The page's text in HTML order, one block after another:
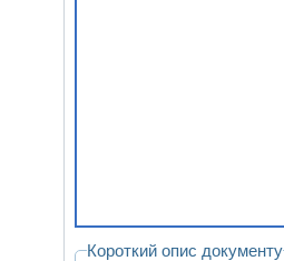
Короткий опис документу